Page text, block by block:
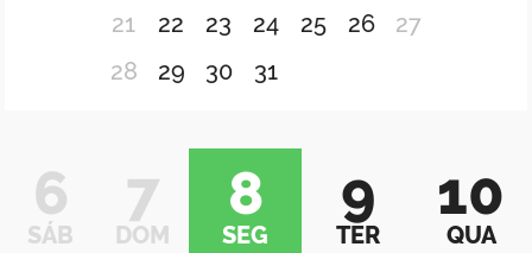
21
22 23 24 25 26
27
28
29 30 31
6
SÁB
7
DOM
8
SEG
9
TER
10
QUA